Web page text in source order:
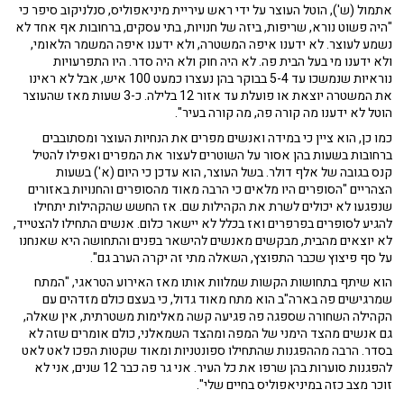
אתמול (ש'), הוטל העוצר על ידי ראש עיריית מיניאפוליס, סנלניקוב סיפר כי
"היה פשוט נורא, שריפות, ביזה של חנויות, בתי עסקים, ברחובות אף אחד לא
נשמע לעוצר. לא ידענו איפה המשטרה, ולא ידענו איפה המשמר הלאומי,
ולא ידענו מי בעל הבית פה. לא היה חוק ולא היה סדר. היו התפרעויות
נוראיות שנמשכו עד 5-4 בבוקר בהן נעצרו כמעט 100 איש, אבל לא ראינו
את המשטרה יוצאת או פועלת עד אזור 12 בלילה. כ-3 שעות מאז שהעוצר
הוטל לא ידענו מה קורה פה, מה קורה בעיר".
כמו כן, הוא ציין כי במידה ואנשים מפרים את הנחיות העוצר ומסתובבים
ברחובות בשעות בהן אסור על השוטרים לעצור את המפרים ואפילו להטיל
קנס בגובה של אלף דולר. בשל העוצר, הוא עדכן כי היום (א') בשעות
הצהריים "הסופרים היו מלאים כי הרבה מאוד מהסופרים והחנויות באזורים
שנפגעו לא יכולים לשרת את הקהילות שם. אז החשש שהקהילות יתחילו
להגיע לסופרים בפרפרים ואז בכלל לא יישאר כלום. אנשים התחילו להצטייד,
לא יוצאים מהבית, מבקשים מאנשים להישאר בפנים והתחושה היא שאנחנו
על סף פיצוץ שכבר התפוצץ, השאלה מתי זה יקרה הערב גם".
הוא שיתף בתחושות הקשות שמלוות אותו מאז האירוע הטראגי, "המתח
שמרגישים פה בארה"ב הוא מתח מאוד גדול, כי בעצם כולם מזדהים עם
הקהילה השחורה שספגה פה פגיעה קשה מאלימות משטרתית, אין שאלה,
גם אנשים מהצד הימני של המפה ומהצד השמאלני, כולם אומרים שזה לא
בסדר. הרבה מההפגנות שהתחילו ספונטניות ומאוד שקטות הפכו לאט לאט
להפגנות סוערות בהן שרפו את כל העיר. אני גר פה כבר 12 שנים, אני לא
זוכר מצב כזה במיניאפוליס בחיים שלי".